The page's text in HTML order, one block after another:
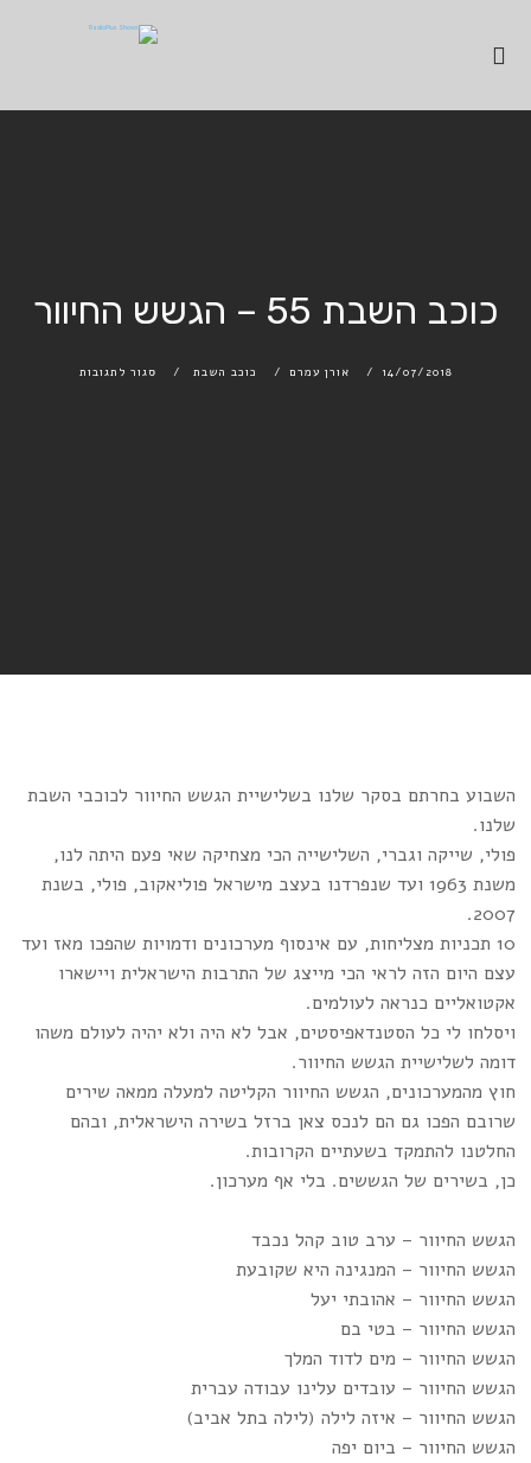
כוכב השבת 55 – הגשש החיוור
14/07/2018 אורן עמרם כוכב השבת סגור לתגובות
השבוע בחרתם בסקר שלנו בשלישיית הגשש החיוור לכוכבי השבת
שלנו.
פולי, שייקה וגברי, השלישייה הכי מצחיקה שאי פעם היתה לנו,
משנת 1963 ועד שנפרדנו בעצב מישראל פוליאקוב, פולי, בשנת
2007.
10 תכניות מצליחות, עם אינסוף מערכונים ודמויות שהפכו מאז ועד
עצם היום הזה לראי הכי מייצג של התרבות הישראלית ויישארו
אקטואליים כנראה לעולמים.
ויסלחו לי כל הסטנדאפיסטים, אבל לא היה ולא יהיה לעולם משהו
דומה לשלישיית הגשש החיוור.
חוץ מהמערכונים, הגשש החיוור הקליטה למעלה ממאה שירים
שרובם הפכו גם הם לנכס צאן ברזל בשירה הישראלית, ובהם
החלטנו להתמקד בשעתיים הקרובות.
כן, בשירים של הגששים. בלי אף מערכון.
הגשש החיוור – ערב טוב קהל נכבד
הגשש החיוור – המנגינה היא שקובעת
הגשש החיוור – אהובתי יעל
הגשש החיוור – בטי בם
הגשש החיוור – מים לדוד המלך
הגשש החיוור – עובדים עלינו עבודה עברית
הגשש החיוור – איזה לילה (לילה בתל אביב)
הגשש החיוור – ביום יפה